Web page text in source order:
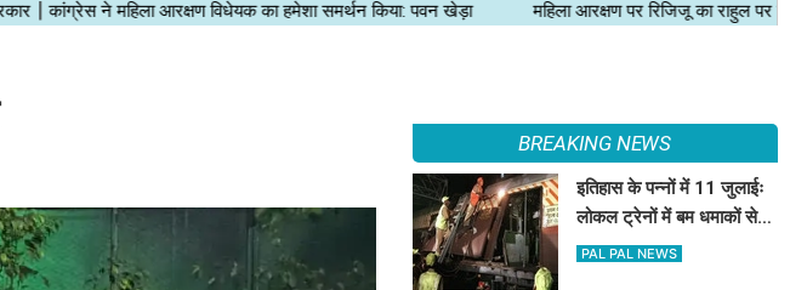
BREAKING NEWS
इतिहास के पन्नों में 11 जुलाईः
लोकल ट्रेनों में बम धमाकों से
दहल गई मुंबई, 189 की मौत
PAL PAL NEWS